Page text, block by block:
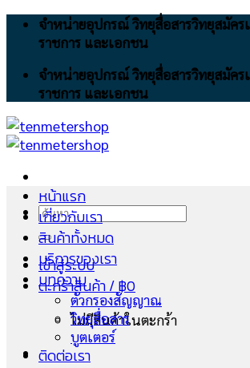
Skip
จำหน่ายอุปกรณ์ วิทยุสื่อสารวิทยุสมัคร
ราชการ และเอกชน
จำหน่ายอุปกรณ์ วิทยุสื่อสารวิทยุสมัคร
ราชการ และเอกชน
ค้นหา:
เข้าสู่ระบบ
ตะกร้าสินค้า /฿0
ไม่มีสินค้าในตะกร้า
หน้าแรก
เกี่ยวกับเรา
สินค้าทั้งหมด
บริการของเรา
บทความ
ตัวกรองสัญญาณ
วิทยุสื่อสาร
บูตเตอร์
ติดต่อเรา